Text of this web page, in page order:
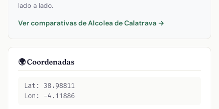
lado a lado.
Ver comparativas de Alcolea de Calatrava →
🌍 Coordenadas
Lat: 38.98811
Lon: -4.11886